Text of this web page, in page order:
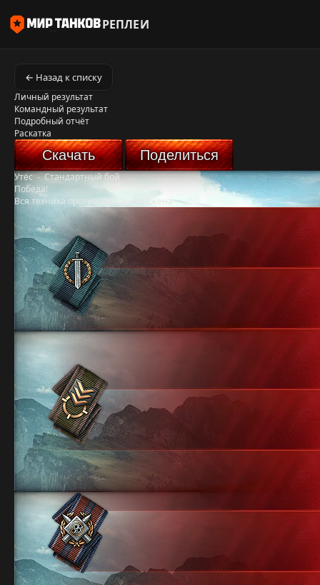
РЕПЛЕИ
← Назад к списку
Личный результат
Командный результат
Подробный отчёт
Раскатка
Скачать Поделиться
Утёс-Стандартный бой
Победа!
Вся техника противника уничтожена